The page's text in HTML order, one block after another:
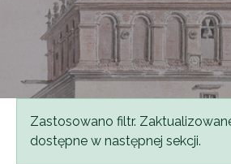
Komunikat
Zastosowano filtr.
dostępne w następnej sekcji.